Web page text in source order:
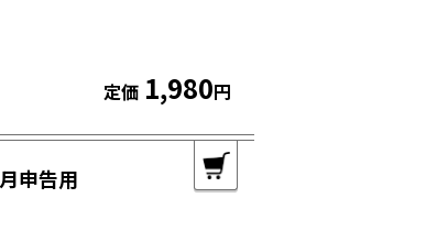
定価 1,980円
申告用